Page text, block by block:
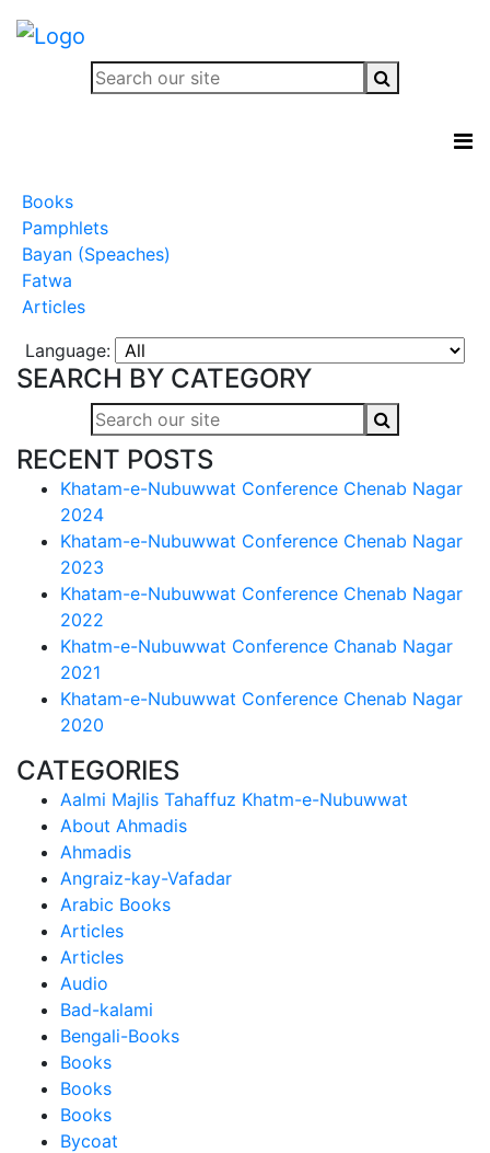
Books
Pamphlets
Bayan (Speaches)
Fatwa
Articles
Language:
SEARCH BY CATEGORY
RECENT POSTS
Khatam-e-Nubuwwat Conference Chenab Nagar
2024
Khatam-e-Nubuwwat Conference Chenab Nagar
2023
Khatam-e-Nubuwwat Conference Chenab Nagar
2022
Khatm-e-Nubuwwat Conference Chanab Nagar
2021
Khatam-e-Nubuwwat Conference Chenab Nagar
2020
CATEGORIES
Aalmi Majlis Tahaffuz Khatm-e-Nubuwwat
About Ahmadis
Ahmadis
Angraiz-kay-Vafadar
Arabic Books
Articles
Articles
Audio
Bad-kalami
Bengali-Books
Books
Books
Books
Bycoat